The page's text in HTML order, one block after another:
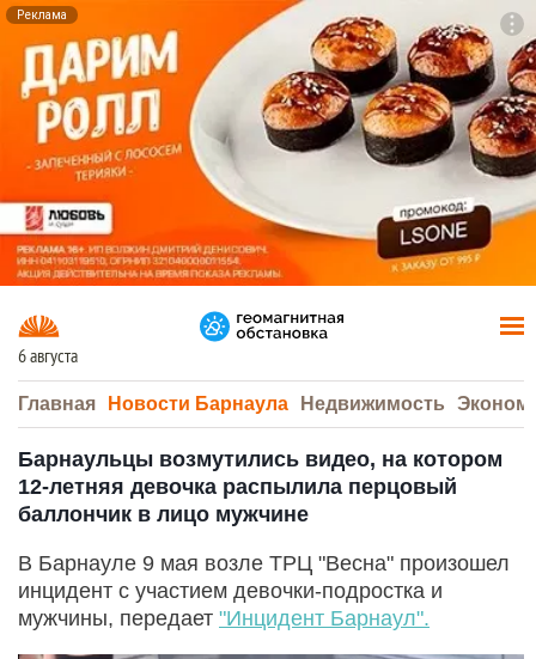
Реклама
6 августа
Главная Новости Барнаула Недвижимость
Барнаульцы возмутились видео, на котором
12-летняя девочка распылила перцовый
баллончик в лицо мужчине
В Барнауле 9 мая возле ТРЦ "Весна" произошел
инцидент с участием девочки-подростка и
мужчины, передает "Инцидент Барнаул".